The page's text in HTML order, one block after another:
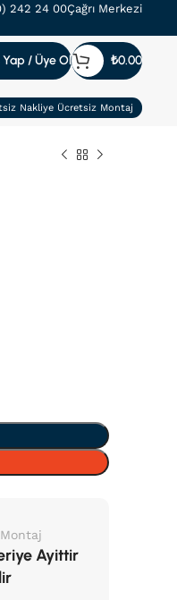
242 24 00Çağrı Merkezi
Yap / Üye Ol ₺0.00
Nakliye Ücretsiz Montaj
Ayittir